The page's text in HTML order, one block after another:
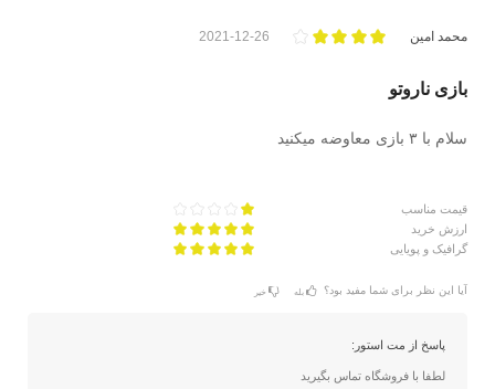
محمد امین 2021-12-26
بازی ناروتو
سلام با ۳ بازی معاوضه میکنید
قیمت مناسب
ارزش خرید
گرافیک و پویایی
آیا این نظر برای شما مفید بود؟ بله خیر
پاسخ از مت استور:
لطفا با فروشگاه تماس بگیرید